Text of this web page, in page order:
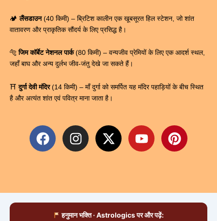
🏕️लैंसडाउन(40 किमी) – ब्रिटिश कालीन एक खूबसूरत हिल स्टेशन, जो शांत
वातावरण और प्राकृतिक सौंदर्य के लिए प्रसिद्ध है।
🐅जिम कॉर्बेट नेशनल पार्क(80 किमी) – वन्यजीव प्रेमियों के लिए एक आदर्श स्थल,
जहाँ बाघ और अन्य दुर्लभ जीव-जंतु देखे जा सकते हैं।
⛩दुर्गा देवी मंदिर(14 किमी) – माँ दुर्गा को समर्पित यह मंदिर पहाड़ियों के बीच स्थित
है और अत्यंत शांत एवं पवित्र माना जाता है।
F
a
o
I
n
g
r
X
-
t
t
Y
o
b
e
P
i
r
हनुमान भक्ति · Astrologics पर और पढ़ें: